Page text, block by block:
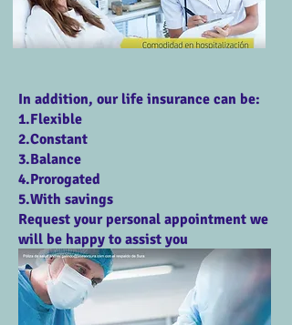
In addition, our life insurance can be:
1.Flexible
2.Constant
3.Balance
4.Prorogated
5.With savings
Request your personal appointment we
will be happy to assist you